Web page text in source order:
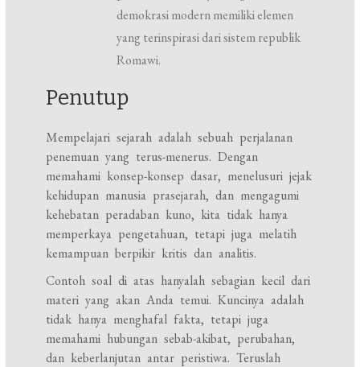
demokrasi modern memiliki elemen
yang terinspirasi dari sistem republik
Romawi.
Penutup
Mempelajari sejarah adalah sebuah perjalanan
penemuan yang terus-menerus. Dengan
memahami konsep-konsep dasar, menelusuri jejak
kehidupan manusia prasejarah, dan mengagumi
kehebatan peradaban kuno, kita tidak hanya
memperkaya pengetahuan, tetapi juga melatih
kemampuan berpikir kritis dan analitis.
Contoh soal di atas hanyalah sebagian kecil dari
materi yang akan Anda temui. Kuncinya adalah
tidak hanya menghafal fakta, tetapi juga
memahami hubungan sebab-akibat, perubahan,
dan keberlanjutan antar peristiwa. Teruslah